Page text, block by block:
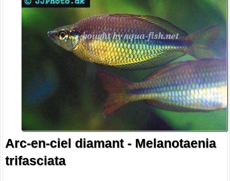
Arc-en-ciel diamant - Melanotaenia
trifasciata